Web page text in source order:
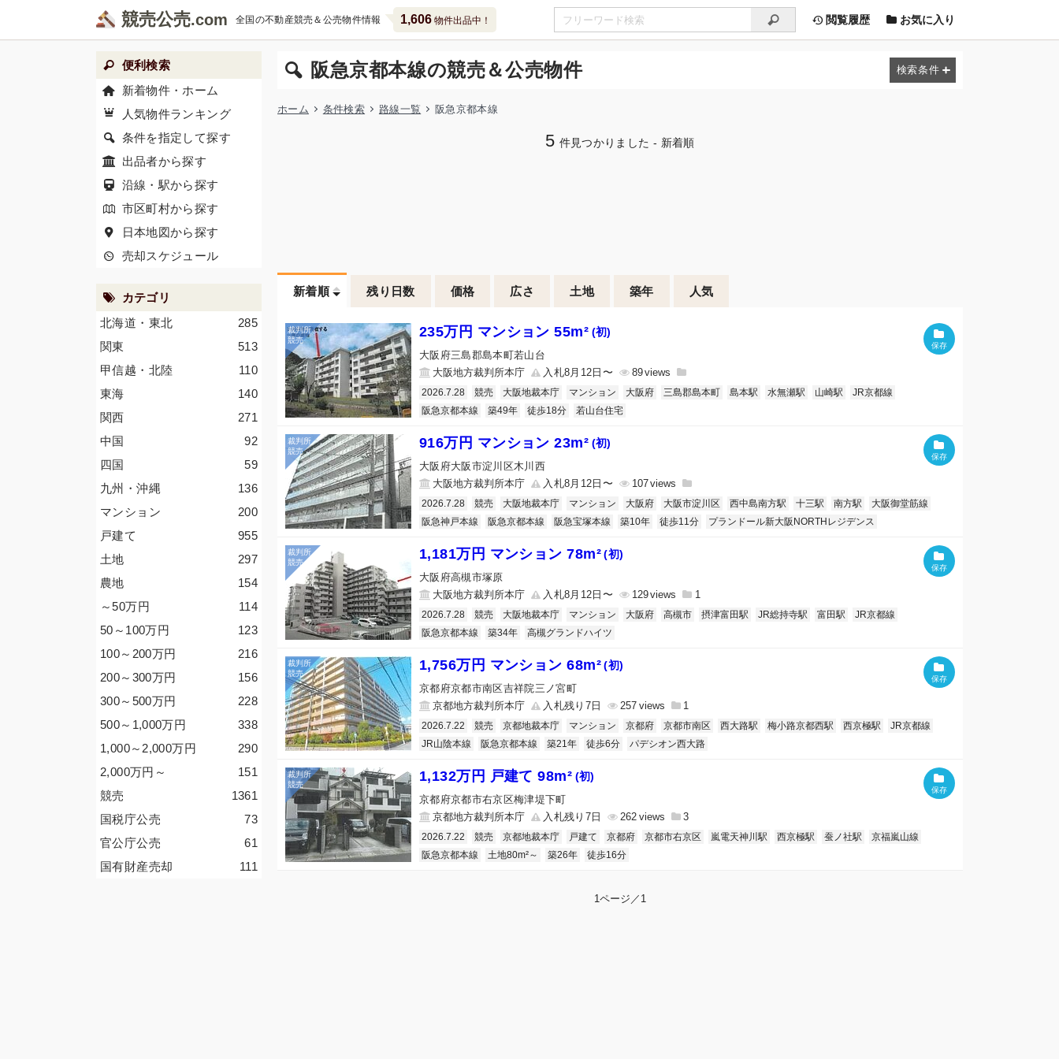
競売公売 全国の不動産競売＆公売物件情報 1,606物件出品中！ 閲覧履歴 お気に入り
阪急京都本線の競売＆公売物件
ホーム 条件検索 路線一覧 阪急京都本線
5 件見つかりました - 新着順
新着順 残り日数 価格 広さ 土地 築年 人気
235万円 マンション 55m² (初)
大阪府三島郡島本町若山台
大阪地方裁判所本庁
入札8月12日〜 89
2026.7.28 競売 大阪地裁本庁 マンション 大阪府 三島郡島本町 島本駅 水無瀬駅 山崎駅
JR京都線
阪急京都本線
築49年 徒歩18分 若山台住宅
916万円 マンション 23m² (初)
大阪府大阪市淀川区木川西
大阪地方裁判所本庁
入札8月12日〜 107
2026.7.28 競売 大阪地裁本庁 マンション 大阪府 大阪市淀川区 西中島南方駅 十三駅 南方駅
大阪御堂筋線
阪急神戸本線
阪急京都本線 阪急宝塚本線 築10年 徒歩11分 プランドール新大阪NORTHレジデンス
1,181万円 マンション 78m² (初)
大阪府高槻市塚原
大阪地方裁判所本庁
入札8月12日〜 129 1
2026.7.28 競売 大阪地裁本庁 マンション 大阪府 高槻市 摂津富田駅 JR総持寺駅 富田駅
JR京都線
阪急京都本線
築34年 高槻グランドハイツ
1,756万円 マンション 68m² (初)
京都府京都市南区吉祥院三ノ宮町
京都地方裁判所本庁
入札残り7日 257 1
2026.7.22 競売 京都地裁本庁 マンション 京都府 京都市南区 西大路駅 梅小路京都西駅 西京極駅
JR京都線
JR山陰本線
阪急京都本線 築21年 徒歩6分 パデシオン西大路
1,132万円 戸建て 98m² (初)
京都府京都市右京区梅津堤下町
京都地方裁判所本庁
入札残り7日 262 3
2026.7.22 競売 京都地裁本庁 戸建て 京都府 京都市右京区 嵐電天神川駅 西京極駅 蚕ノ社駅
京福嵐山線
阪急京都本線
土地80m²～ 築26年 徒歩16分
1ページ／1
便利検索
新着物件・ホーム
人気物件ランキング
条件を指定して探す
出品者から探す
沿線・駅から探す
市区町村から探す
日本地図から探す
売却スケジュール
カテゴリ
285
北海道・東北
513
関東
110
甲信越・北陸
140
東海
271
関西
92
中国
59
四国
136
九州・沖縄
200
マンション
955
戸建て
297
土地
154
農地
114
～50万円
123
50～100万円
216
100～200万円
156
200～300万円
228
300～500万円
338
500～1,000万円
290
1,000～2,000万円
151
2,000万円 ～
1361
競売
73
国税庁公売
61
官公庁公売
111
国有財産売却